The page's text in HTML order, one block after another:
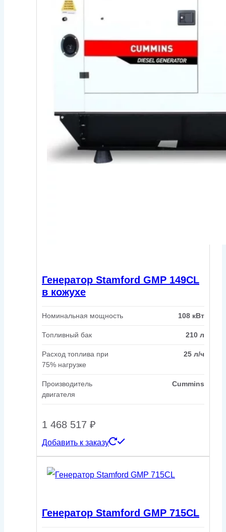
Генератор Stamford GMP 149CL
в кожухе
Номинальная мощность 108 кВт
Топливный бак 210 л
Расход топлива при
75% нагрузке
25 л/ч
Производитель
двигателя
Cummins
1 468 517 ₽
Добавить к заказу
Генератор Stamford GMP 715CL